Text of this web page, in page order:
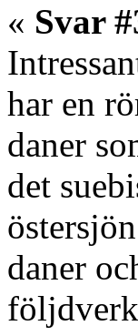
« Svar
har en
daner
det
daner